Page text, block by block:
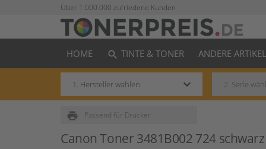
Über 1.000.000 zufriedene Kunden
HOME search TINTE & TONER ANDERE
keyboard_arrow_down
Passend für Drucker
print
Canon Toner 3481B002 724 schwarz